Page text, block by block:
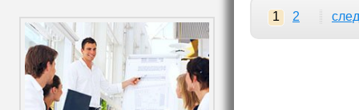
1 2